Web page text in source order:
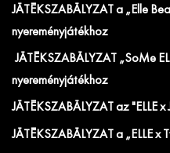
JÁTÉKSZABÁLYZAT a „Elle
nyereményjátékhoz
JÁTÉKSZABÁLYZAT „SoMe
nyereményjátékhoz
JÁTÉKSZABÁLYZAT az "ELLE
JÁTÉKSZABÁLYZAT a „ELLE